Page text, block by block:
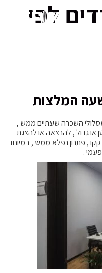
לפי
המלצות
מסלולי השכרה שעתיים ממש ,
או גדול , להרצאה או להצגת
, פתרון נפלא ממש , במיוחד
.